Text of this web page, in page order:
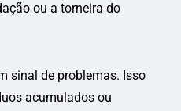
ou a torneira do
sinal de problemas. Isso
acumulados ou